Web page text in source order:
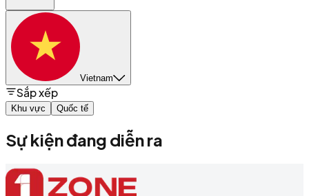
Vietnam
Sắp xếp
Khu vực Quốc tế
Sự kiện đang diễn ra